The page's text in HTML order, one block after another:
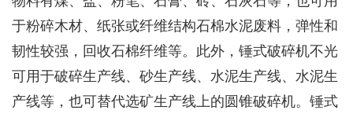
于粉碎木材、纸张或纤维结构石棉水泥废料，弹性和
韧性较强，回收石棉纤维等。此外，锤式破碎机不光
可用于破碎生产线、砂生产线、水泥生产线、水泥生
产线等，也可替代选矿生产线上的圆锥破碎机。锤式